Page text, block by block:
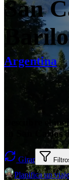
San
Argentina
Descubre el
en San Carlos
Girar
Planifica un